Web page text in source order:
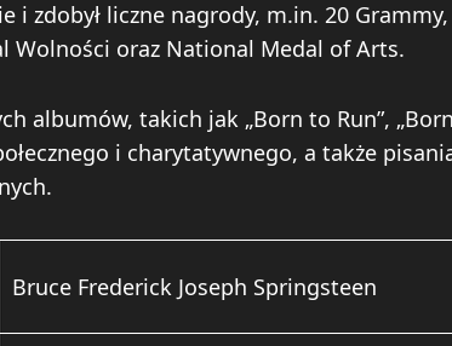
i zdobył liczne nagrody, m.in. 20
Wolności oraz National Medal of Arts.
albumów, takich jak „Born to Run”,
i charytatywnego, a także
Bruce Frederick Joseph Springsteen